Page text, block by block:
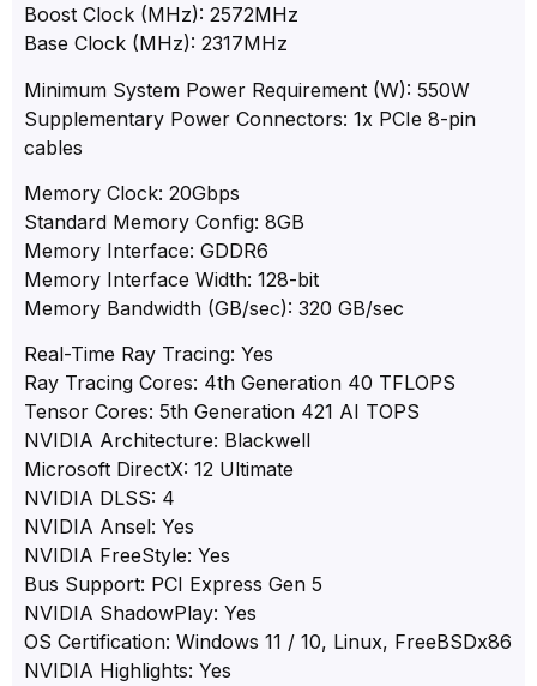
Boost Clock (MHz): 2572MHz
Base Clock (MHz): 2317MHz
Minimum System Power Requirement (W): 550W
Supplementary Power Connectors: 1x PCIe 8-pin
cables
Memory Clock: 20Gbps
Standard Memory Config: 8GB
Memory Interface: GDDR6
Memory Interface Width: 128-bit
Memory Bandwidth (GB/sec): 320 GB/sec
Real-Time Ray Tracing: Yes
Ray Tracing Cores: 4th Generation 40 TFLOPS
Tensor Cores: 5th Generation 421 AI TOPS
NVIDIA Architecture: Blackwell
Microsoft DirectX: 12 Ultimate
NVIDIA DLSS: 4
NVIDIA Ansel: Yes
NVIDIA FreeStyle: Yes
Bus Support: PCI Express Gen 5
NVIDIA ShadowPlay: Yes
OS Certification: Windows 11 / 10, Linux, FreeBSDx86
NVIDIA Highlights: Yes